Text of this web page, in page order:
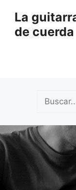
contenido
La
de